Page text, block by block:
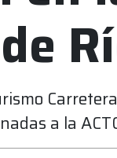
a la